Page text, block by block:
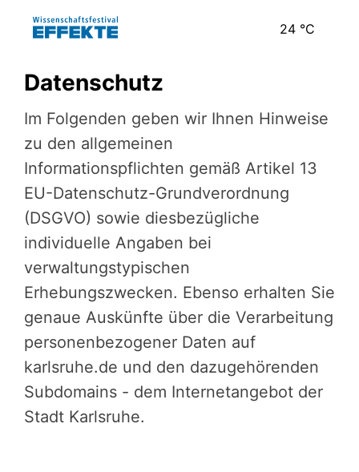
24 °C
Datenschutz
Im Folgenden geben wir Ihnen Hinweise
zu den allgemeinen
Informationspflichten gemäß Artikel 13
EU-Datenschutz-Grundverordnung
(DSGVO) sowie diesbezügliche
individuelle Angaben bei
verwaltungstypischen
Erhebungszwecken. Ebenso erhalten Sie
genaue Auskünfte über die Verarbeitung
personenbezogener Daten auf
karlsruhe.de und den dazugehörenden
Subdomains - dem Internetangebot der
Stadt Karlsruhe.